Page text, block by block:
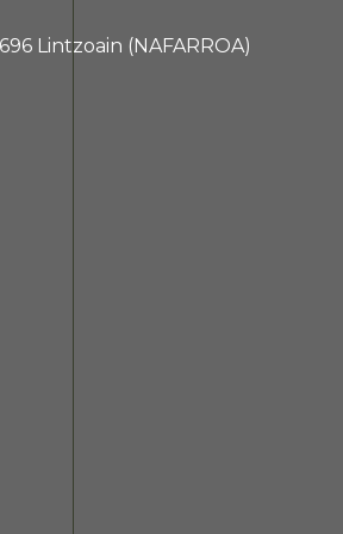
Lintzoain (NAFARROA)